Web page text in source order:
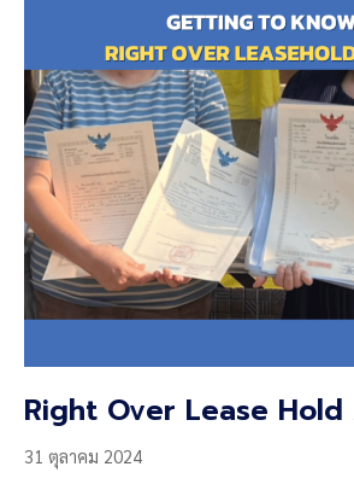
“นิติบุคคล
หมู่บ้าน–
อาคาร
ชุด”
ประจำ
ปี
2568
Right Over Lease
31 ตุลาคม 2024